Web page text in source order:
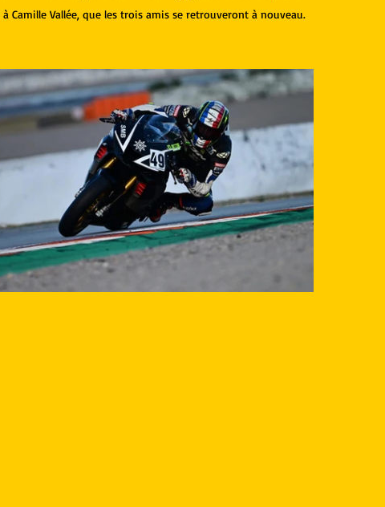
Camille Vallée, que les trois amis se retrouveront à nouveau.